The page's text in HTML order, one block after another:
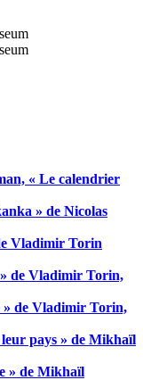
« Le calendrier
» de Nicolas
Vladimir Torin
» de Vladimir Torin,
» de Vladimir Torin,
pays » de Mikhaïl
» de Mikhaïl